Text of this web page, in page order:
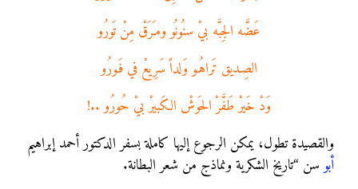
عَضَّه الجِبَّه بيْ سنُونُو ومـَرَقْ مِنْ تَورُو
الصِـديق تَراهُـو وَلداً سَرِيعْ في فَـورُو
وَدْ خَيرْ طَفَّرْ الحَوشْ الكَبيرْ بيْ حُورُو ..!
والقصيدة تطول، يمكن الرجوع إليها كاملة بسفر الدكتور أحمد إبراهيم
أبوسن “تاريخ الشكرية ونماذج من شعر البطانة.